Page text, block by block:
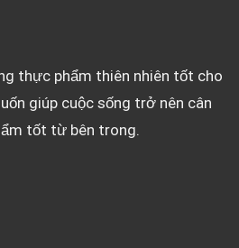
thực phẩm thiên nhiên tốt cho
giúp cuộc sống trở nên cân
tốt từ bên trong.